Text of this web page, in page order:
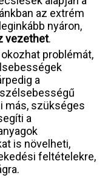
az extrém
nyáron,
vezethet.
problémát,
a
más, szükséges
a
is növelheti,
feltételekre,